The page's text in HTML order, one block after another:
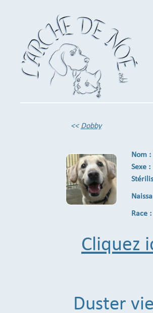
<< Dobby
Nom :
Sexe :
Race :
Cliquez
Duster